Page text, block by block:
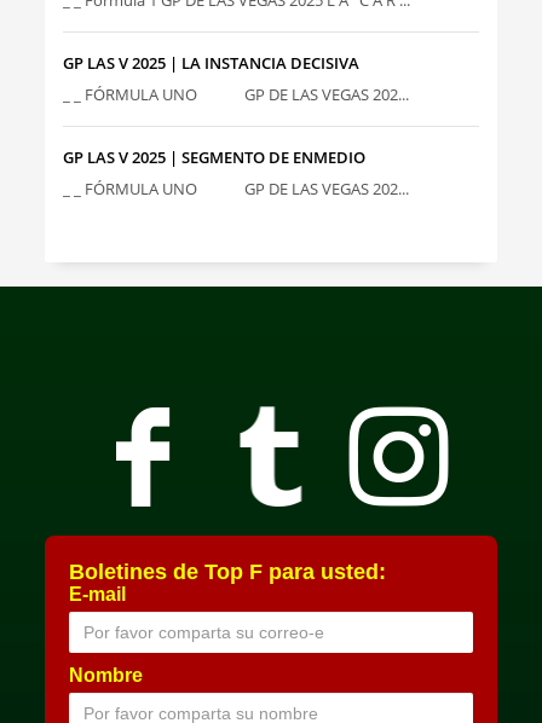
GP LAS V 2025 | LA INSTANCIA DECISIVA
_ _ FÓRMULA UNO GP DE LAS VEGAS 202...
GP LAS V 2025 | SEGMENTO DE ENMEDIO
_ _ FÓRMULA UNO GP DE LAS VEGAS 202...
Boletines de Top F para usted:
E-mail
Nombre